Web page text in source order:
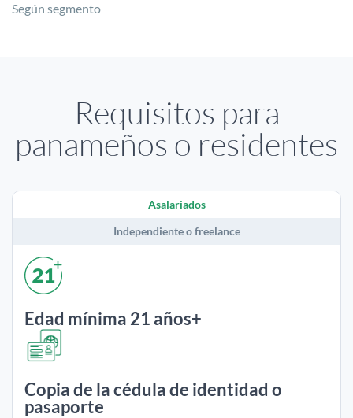
Según segmento
Requisitos para
panameños o residentes
Asalariados
Independiente o freelance
Edad mínima 21 años+
Copia de la cédula de identidad o
pasaporte